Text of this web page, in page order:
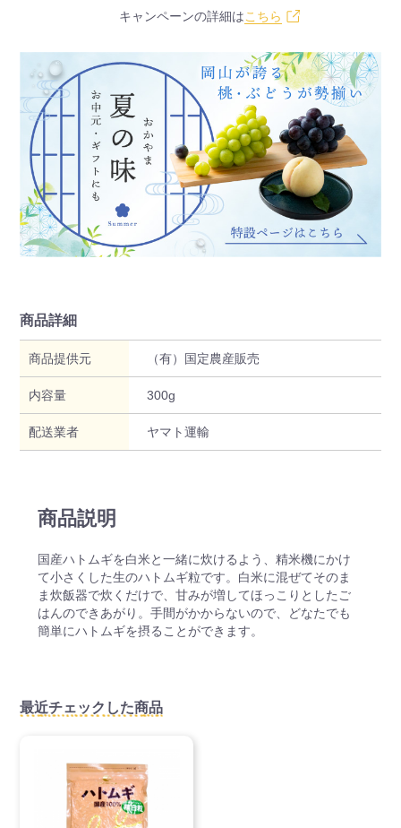
キャンペーンの詳細はこちら
商品詳細
商品提供元 （有）国定農産販売
内容量 300g
配送業者 ヤマト運輸
商品説明
国産ハトムギを白米と一緒に炊けるよう、精米機にかけ
て小さくした生のハトムギ粒です。白米に混ぜてそのま
ま炊飯器で炊くだけで、甘みが増してほっこりとしたご
はんのできあがり。手間がかからないので、どなたでも
簡単にハトムギを摂ることができます。
最近チェックした商品